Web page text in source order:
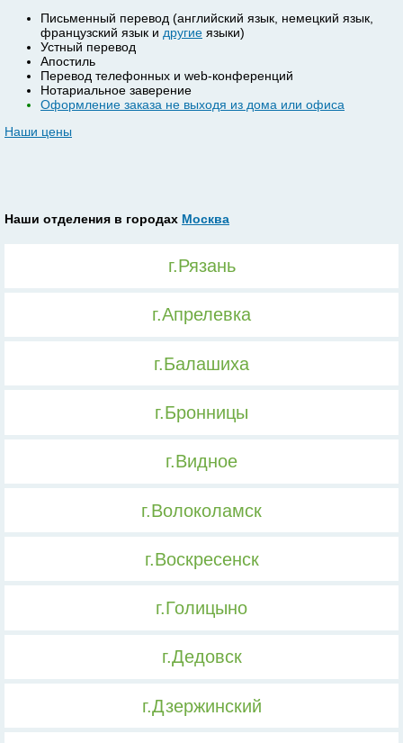
Письменный перевод (английский язык, немецкий язык,
французский язык и другие языки)
Устный перевод
Апостиль
Перевод телефонных и web-конференций
Нотариальное заверение
Оформление заказа не выходя из дома или офиса
Наши цены
Наши отделения в городах Москва
г.Рязань
г.Апрелевка
г.Балашиха
г.Бронницы
г.Видное
г.Волоколамск
г.Воскресенск
г.Голицыно
г.Дедовск
г.Дзержинский